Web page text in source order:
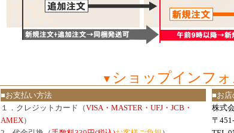
▼ ショップインフ
■お支払い方法
１．クレジットカード（VISA・MASTER・UFJ・JCB・
AMEX）
■お店
株式
〒